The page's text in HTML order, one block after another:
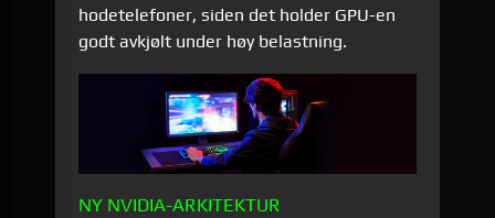
hodetelefoner, siden det holder GPU-en
godt avkjølt under høy belastning.
NY NVIDIA-ARKITEKTUR